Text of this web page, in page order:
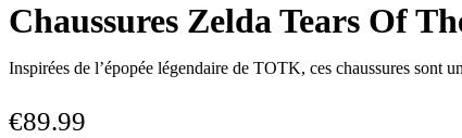
Chaussures Zelda Tears Of
Inspirées de l’épopée légendaire de TOTK, ces chaussures sont
€89.99